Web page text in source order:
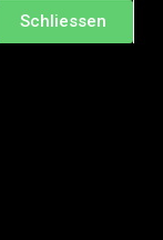
Schliessen